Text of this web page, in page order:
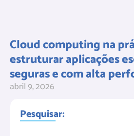
Cloud computing na
estruturar aplicações
seguras e com alta
abril 9, 2026
Pesquisar: